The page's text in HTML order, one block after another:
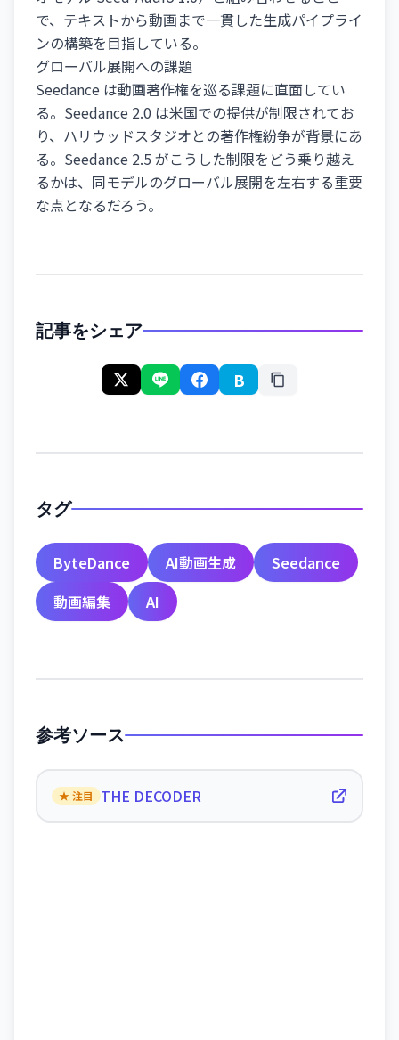
で、テキストから動画まで一貫した生成パイプライ
ンの構築を目指している。
グローバル展開への課題
Seedance は動画著作権を巡る課題に直面してい
る。Seedance 2.0 は米国での提供が制限されてお
り、ハリウッドスタジオとの著作権紛争が背景にあ
る。Seedance 2.5 がこうした制限をどう乗り越え
るかは、同モデルのグローバル展開を左右する重要
な点となるだろう。
記事をシェア
B
タグ
ByteDance AI動画生成
Seedance
動画編集
AI
参考ソース
★ 注目 THE DECODER